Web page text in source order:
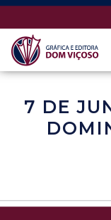
7 DE